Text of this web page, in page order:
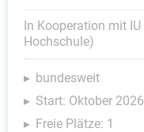
In Kooperation mit
Hochschule)
bundesweit
Start: Oktober 2026
Freie Plätze: 1